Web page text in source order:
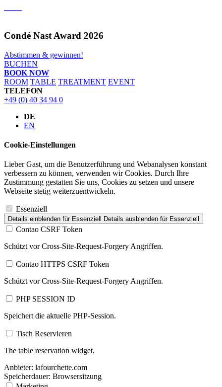
Condé Nast Award 2026
Abstimmen & gewinnen!
BUCHEN
BOOK NOW
ROOM TABLE TREATMENT EVENT
TELEFON
+49 (0) 40 34 94 0
DE
EN
Cookie-Einstellungen
Lieber Gast, um die Benutzerführung und Webanalysen konstant
verbessern zu können, verwenden wir Cookies. Durch Ihre
Zustimmung gestatten Sie uns, Cookies zu setzen und unsere
Webseite stetig weiterzuentwickeln.
Essenziell
Details einblenden für Essenziell Details ausblenden für Essenziell
Contao CSRF Token
Schützt vor Cross-Site-Request-Forgery Angriffen.
Contao HTTPS CSRF Token
Schützt vor Cross-Site-Request-Forgery Angriffen.
PHP SESSION ID
Speichert die aktuelle PHP-Session.
Tisch Reservieren
The table reservation widget.
Anbieter: lafourchette.com
Speicherdauer: Browsersitzung